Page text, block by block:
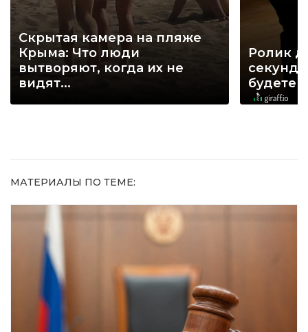
Скрытая камера на пляже
Крыма: Что люди
вытворяют, когда их не
видят...
Ролик
секунд,
будете
МАТЕРИАЛЫ ПО ТЕМЕ: